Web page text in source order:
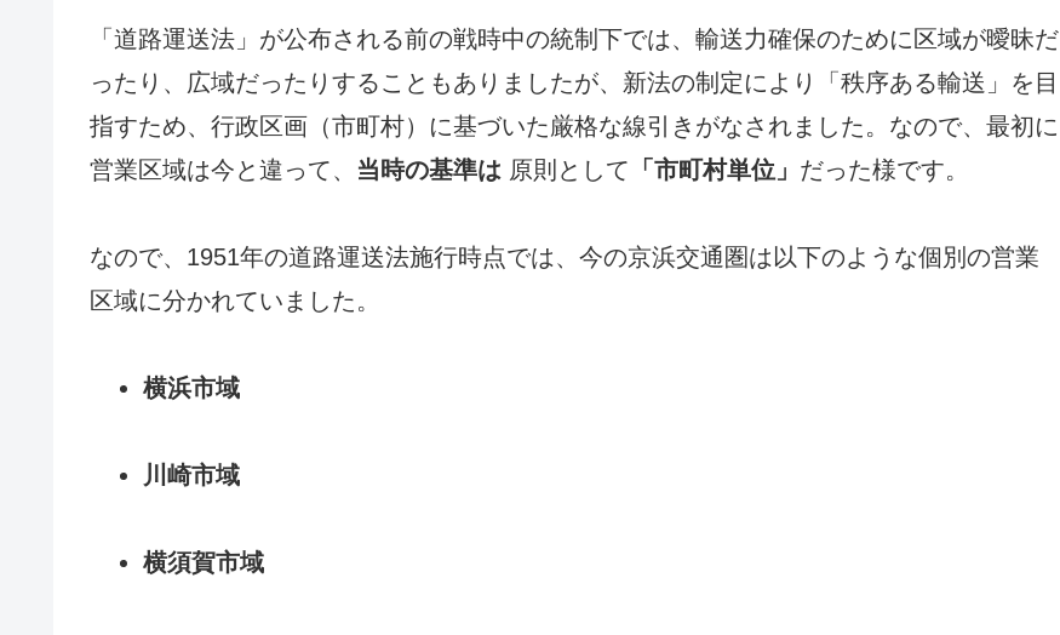
「道路運送法」が公布される前の戦時中の統制下では、輸送力確保のために区域が曖昧だ
ったり、広域だったりすることもありましたが、新法の制定により「秩序ある輸送」を目
指すため、行政区画（市町村）に基づいた厳格な線引きがなされました。なので、最初に
営業区域は今と違って、 当時の基準は 原則として 「市町村単位」 だった様です。
なので、1951年の道路運送法施行時点では、今の京浜交通圏は以下のような個別の営業
区域に分かれていました。
横浜市域
川崎市域
横須賀市域